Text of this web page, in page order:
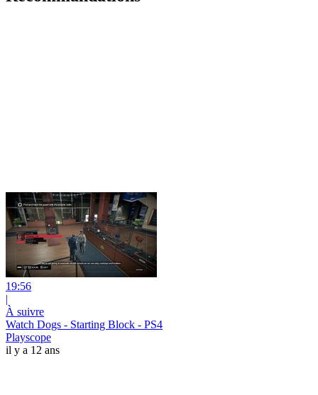
19:56
|
À suivre
Watch Dogs - Starting Block - PS4
Playscope
il y a 12 ans